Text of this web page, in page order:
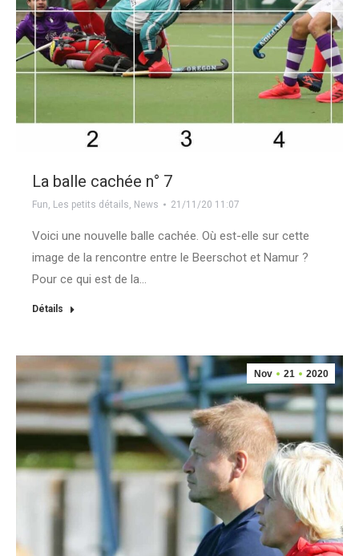
La balle cachée n° 7
Fun, Les petits détails, News 21/11/20 11:07
Voici une nouvelle balle cachée. Où est-elle sur cette
image de la rencontre entre le Beerschot et Namur ?
Pour ce qui est de la…
Détails
Nov 21 2020